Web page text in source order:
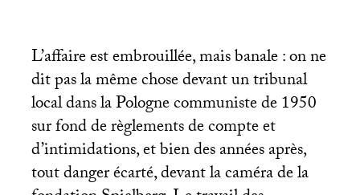
L’affaire est embrouillée, mais banale : on ne
dit pas la même chose devant un tribunal
local dans la Pologne communiste de 1950
sur fond de règlements de compte et
d’intimidations, et bien des années après,
tout danger écarté, devant la caméra de la